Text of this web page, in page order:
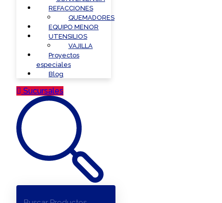
REFACCIONES
QUEMADORES
EQUIPO MENOR
UTENSILIOS
VAJILLA
Proyectos
especiales
Blog
Sucursales